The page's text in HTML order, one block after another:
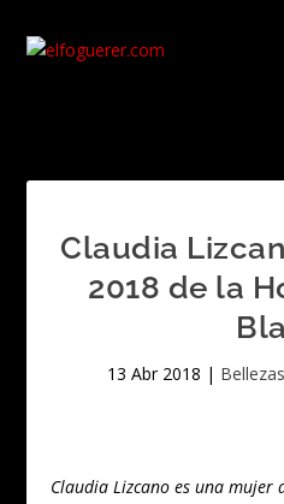
Claudia
2018 de la
13 Abr 2018 | Bellezas
Claudia Lizcano es una mujer